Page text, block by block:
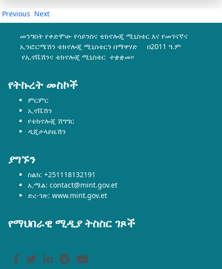
Previous Next
መንግስት የቀድሞው የሳይንስና ቴክኖሎጂ ሚኒስቴር እና የመገናኛና
ኢንፎርሜሽን ቴክኖሎጂ ሚኒስቴርን በማዋሃድ በ2011 ዓ.ም
የኢኖቬሽንና ቴክኖሎጂ ሚኒስቴር ተቋቋመ፡፡
የትኩረት መስኮች
ምርምር
ኢኖቬሽን
የቴክኖሎጂ ሽግግር
ዲጂታላይዜሽን
ያግኙን
ስልክ: +251118132191
ኢሜል: contact@mint.gov.et
ድረ-ገጽ: www.mint.gov.et
የማህበራዊ ሚዲያ ትስስር ገጾች